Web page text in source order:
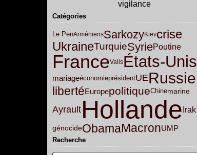
Catégories
Le PenArméniensSarkozyKievcrise
UkraineTurquieSyriePoutine
FranceVallsÉtats-Unis
mariageéconomieprésidentUERussie
libertéEuropepolitiqueChinemarine
AyraultHollandeIrak
génocideObamaMacronUMP
Recherche